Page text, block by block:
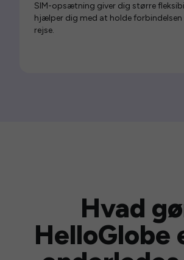
SIM-opsætning giver dig større
hjælper dig med at holde forbindelsen
rejse.
Hvad
HelloGlobe